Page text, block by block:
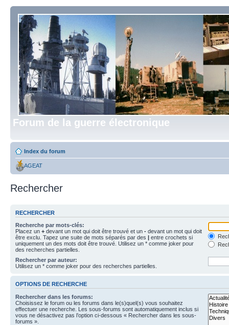
Forum de la guerre électronique
Index du forum
AGEAT
Rechercher
RECHERCHER
Recherche par mots-clés:
Placez un + devant un mot qui doit être trouvé et un - devant un mot qui doit
être exclu. Tapez une suite de mots séparés par des | entre crochets si
uniquement un des mots doit être trouvé. Utilisez un * comme joker pour
des recherches partielles.
Rechercher par auteur:
Utilisez un * comme joker pour des recherches partielles.
OPTIONS DE RECHERCHE
Rechercher dans les forums:
Choisissez le forum ou les forums dans le(s)quel(s) vous souhaitez
effectuer une recherche. Les sous-forums sont automatiquement inclus si
vous ne désactivez pas l’option ci-dessous « Rechercher dans les sous-
forums ».